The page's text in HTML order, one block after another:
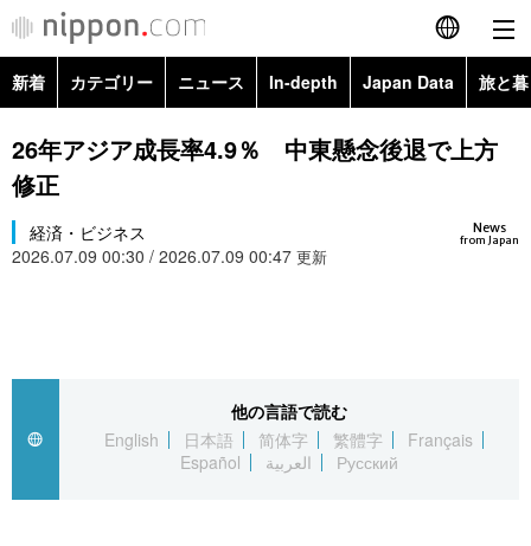
English
简体字
Русский
カテゴリー
国際
社会
アーカイブ
Japan Data
旅と暮らし
新着 カテゴリー ニュース In-depth Japan Data 旅と
政治・外交
経済・ビジネス
国際・海外
文化
科学・技術
暮らし
Topics
26年アジア成長率4.9％ 中東懸念後退で上方
修正
News
from Japan
経済・ビジネス
2026.07.09 00:30 / 2026.07.09 00:47 更新
他の言語で読む
English
日本語 简体字 繁體字
Français
Español
العربية Русский